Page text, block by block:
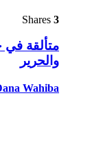
3
متألقة في
والحرير
Wahiba